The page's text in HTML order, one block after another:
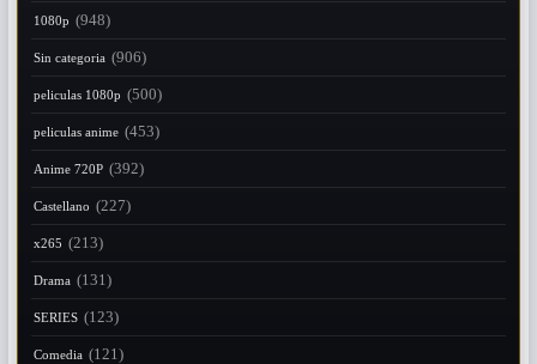
1080p (948)
Sin categoria (906)
peliculas 1080p (500)
peliculas anime (453)
Anime 720P (392)
Castellano (227)
x265 (213)
Drama (131)
SERIES (123)
Comedia (121)